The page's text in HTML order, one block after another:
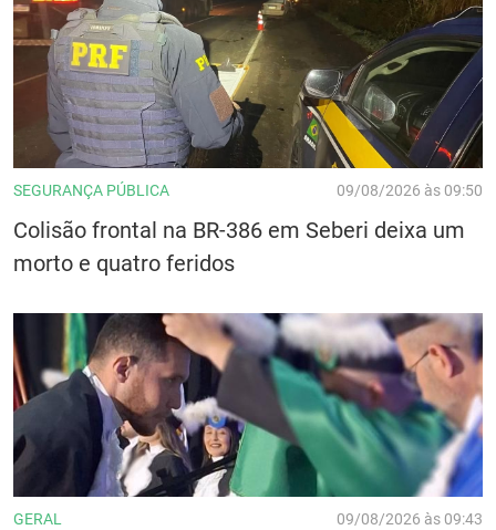
SEGURANÇA PÚBLICA 09/08/2026 às 09:50
Colisão frontal na BR-386 em Seberi deixa um
morto e quatro feridos
GERAL 09/08/2026 às 09:43